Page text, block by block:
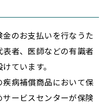
のお支払いを行なうた
者、医師などの有識者
ています。
病補償商品において保
ービスセンターが保険